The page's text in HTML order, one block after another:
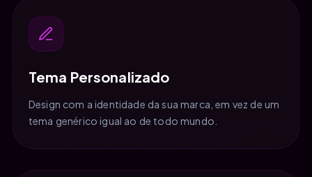
Tema Personalizado
Design com a identidade da sua marca, em vez de um
tema genérico igual ao de todo mundo.